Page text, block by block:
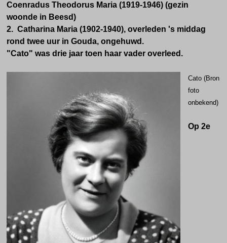
Coenradus Theodorus Maria (1919-1946) (gezin
woonde in Beesd)
2. Catharina Maria (1902-1940), overleden 's middag
rond twee uur in Gouda, ongehuwd.
"Cato" was drie jaar toen haar vader overleed.
Cato (Bron
foto
onbekend)
Op 2e